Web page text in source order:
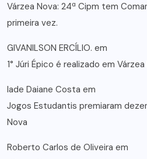
Várzea Nova: 24ª Cipm tem
primeira vez.
GIVANILSON ERCÍLIO. em
1° Júri Épico é realizado em Várzea
lade Daiane Costa em
Jogos Estudantis premiaram
Nova
Roberto Carlos de Oliveira em